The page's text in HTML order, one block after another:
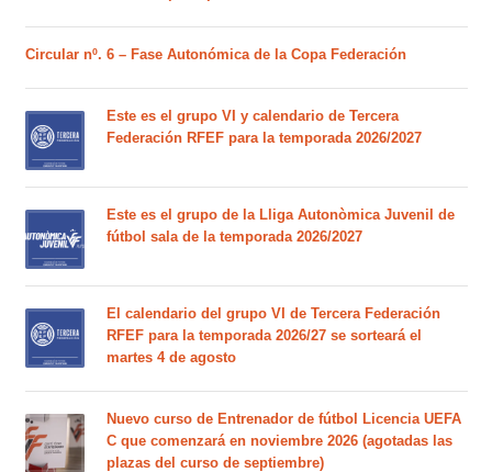
Circular nº. 6 – Fase Autonómica de la Copa Federación
Este es el grupo VI y calendario de Tercera
Federación RFEF para la temporada 2026/2027
Este es el grupo de la Lliga Autonòmica Juvenil de
fútbol sala de la temporada 2026/2027
El calendario del grupo VI de Tercera Federación
RFEF para la temporada 2026/27 se sorteará el
martes 4 de agosto
Nuevo curso de Entrenador de fútbol Licencia UEFA
C que comenzará en noviembre 2026 (agotadas las
plazas del curso de septiembre)